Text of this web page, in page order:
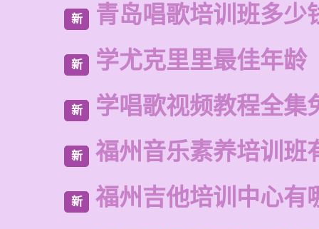
新 青岛唱歌培训班多少
新 学尤克里里最佳年龄
新 学唱歌视频教程全集
新 福州音乐素养培训班
新 福州吉他培训中心有